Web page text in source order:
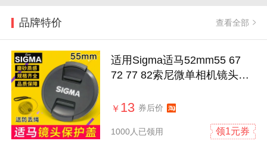
品牌特价 查看全部
适用Sigma适马52mm55 67
72 77 82索尼微单相机镜头盖
￥ 13 券后价
1000人已领用 领1元券